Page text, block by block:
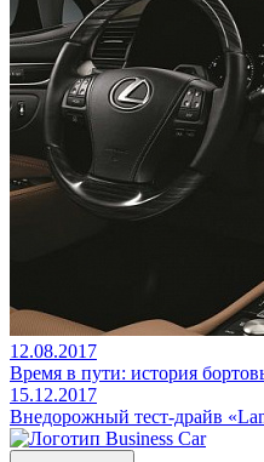
12.08.2017
Время в пути: история
15.12.2017
Внедорожный тест-драйв